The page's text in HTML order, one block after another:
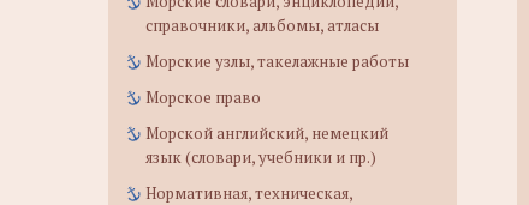
справочники, альбомы, атласы
Морские узлы, такелажные работы
Морское право
Морской английский, немецкий
язык (словари, учебники и пр.)
Нормативная, техническая,